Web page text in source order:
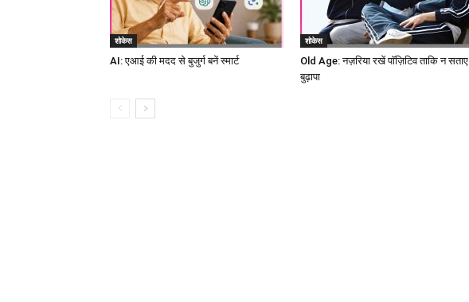
शोकेस
AI: एआई की मदद से बुजुर्ग बनें स्मार्ट
शोकेस
Old Age: नज़रिया रखें पॉज़िटिव ताकि न सताए
बुढ़ापा